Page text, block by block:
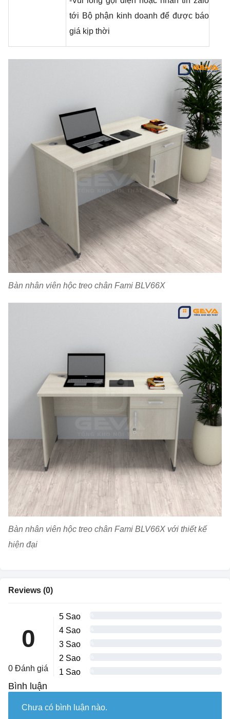
tới Bộ phận kinh doanh để được báo
giá kịp thời
Bàn nhân viên hộc treo chân Fami BLV66X
Bàn nhân viên hộc treo chân Fami BLV66X với thiết kế
hiện đại
Reviews (0)
0
0 Đánh giá 1 Sao
2 Sao
3 Sao
4 Sao
5 Sao
Bình luận
Chưa có bình luận nào.